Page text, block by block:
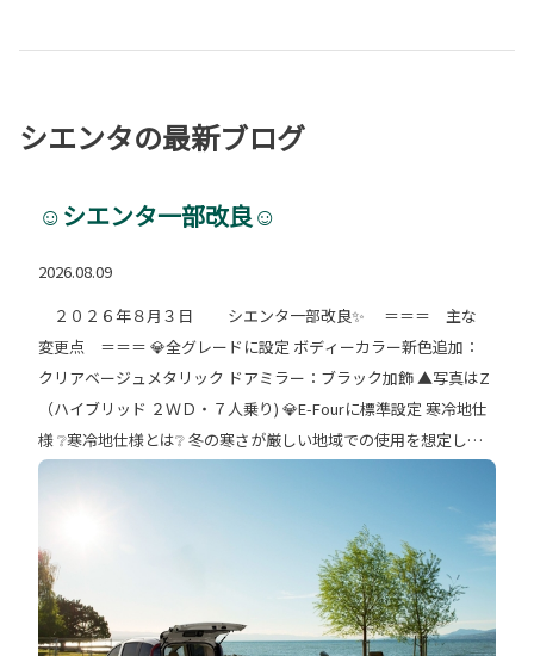
シエンタの最新ブログ
☺シエンタ一部改良☺
2026.08.09
２０２６年８月３日 シエンタ一部改良✨ ＝＝＝ 主な
変更点 ＝＝＝ 💎全グレードに設定 ボディーカラー新色追加：
クリアベージュメタリック ドアミラー：ブラック加飾 ▲写真はZ
（ハイブリッド ２ＷＤ・７人乗り) 💎E-Fourに標準設定 寒冷地仕
様 ❔寒冷地仕様とは❔ 冬の寒さが厳しい地域での使用を想定して
低温時でも 性能や安全性、快適性を保てるよう強化した仕様です
主にヒーターやバッテリーの強化、 ワイパーブレード部分が凍結
などにより硬直して しまわないようにする装置がついています